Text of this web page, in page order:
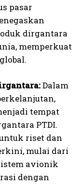
pasar
dirgantara
memperkuat
Dalam
tempat
PTDI.
riset dan
mulai dari
avionik
dengan